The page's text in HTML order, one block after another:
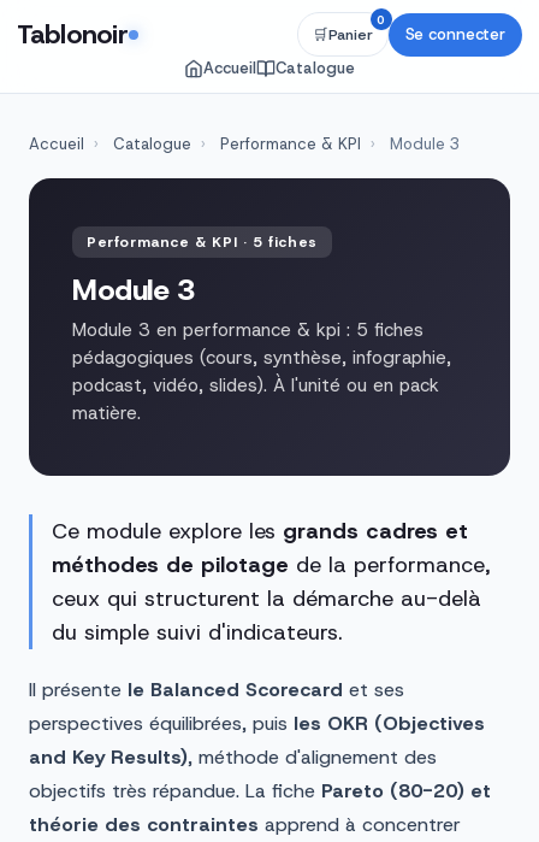
Tablonoir
Accueil Catalogue
🛒Panier
0
Se connecter
Accueil › Catalogue › Performance & KPI › Module 3
Performance & KPI · 5 fiches
Module 3
Module 3 en performance & kpi : 5 fiches
pédagogiques (cours, synthèse, infographie,
podcast, vidéo, slides). À l'unité ou en pack
matière.
Ce module explore les grands cadres et
méthodes de pilotage de la performance,
ceux qui structurent la démarche au-delà
du simple suivi d'indicateurs.
Il présente le Balanced Scorecard et ses
perspectives équilibrées, puis les OKR (Objectives
and Key Results), méthode d'alignement des
objectifs très répandue. La fiche Pareto (80-20) et
théorie des contraintes apprend à concentrer